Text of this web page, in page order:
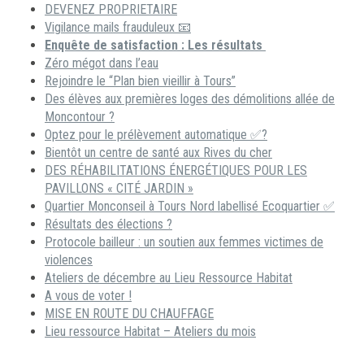
DEVENEZ PROPRIETAIRE
Vigilance mails frauduleux 📧
Enquête de satisfaction : Les résultats
Zéro mégot dans l’eau
Rejoindre le “Plan bien vieillir à Tours”
Des élèves aux premières loges des démolitions allée de
Moncontour ?
Optez pour le prélèvement automatique ✅?
Bientôt un centre de santé aux Rives du cher
DES RÉHABILITATIONS ÉNERGÉTIQUES POUR LES
PAVILLONS « CITÉ JARDIN »
Quartier Monconseil à Tours Nord labellisé Ecoquartier ✅
Résultats des élections ?
Protocole bailleur : un soutien aux femmes victimes de
violences
Ateliers de décembre au Lieu Ressource Habitat
A vous de voter !
MISE EN ROUTE DU CHAUFFAGE
Lieu ressource Habitat – Ateliers du mois